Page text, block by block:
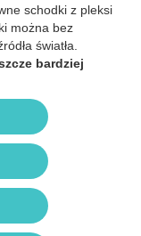
schodki z pleksi
można bez
światła.
bardziej